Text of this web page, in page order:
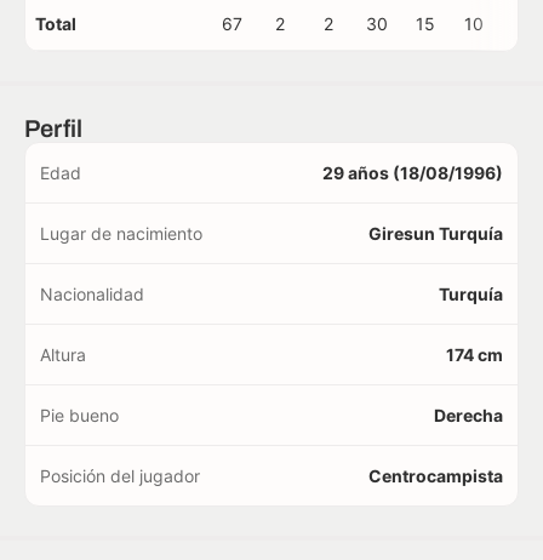
Total 67 2 2 30 15 10
Perfil
Edad 29 años (18/08/1996)
Lugar de nacimiento Giresun Turquía
Nacionalidad Turquía
Altura 174 cm
Pie bueno Derecha
Posición del jugador Centrocampista